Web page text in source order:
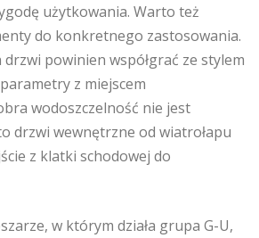
użytkowania. Warto też
do konkretnego zastosowania.
drzwi powinien współgrać ze stylem
z miejscem
wodoszczelność nie jest
drzwi wewnętrzne od wiatrołapu
z klatki schodowej do
w którym działa grupa G-U,